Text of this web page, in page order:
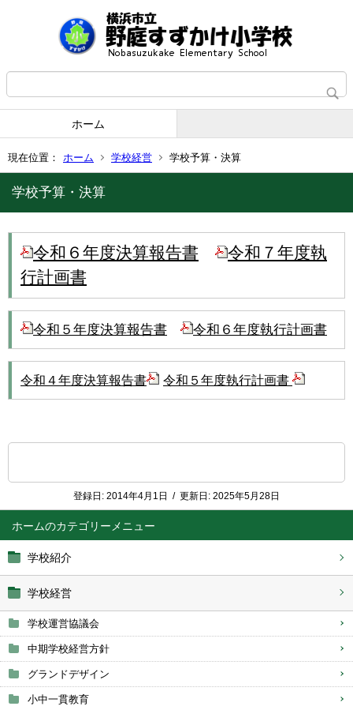
ホーム
現在位置： ホーム 学校経営 学校予算・決算
ホーム
学校紹介
学校経営
学校運営協議会
中期学校経営方針
グランドデザイン
小中一貫教育
学校予算・決算
令和６年度決算報告書
令和７年度執
行計画書
令和５年度決算報告書 令和６年度執行計画書
令和４年度決算報告書 令和５年度執行計画書
登録日: 2014年4月1日 / 更新日: 2025年5月28日